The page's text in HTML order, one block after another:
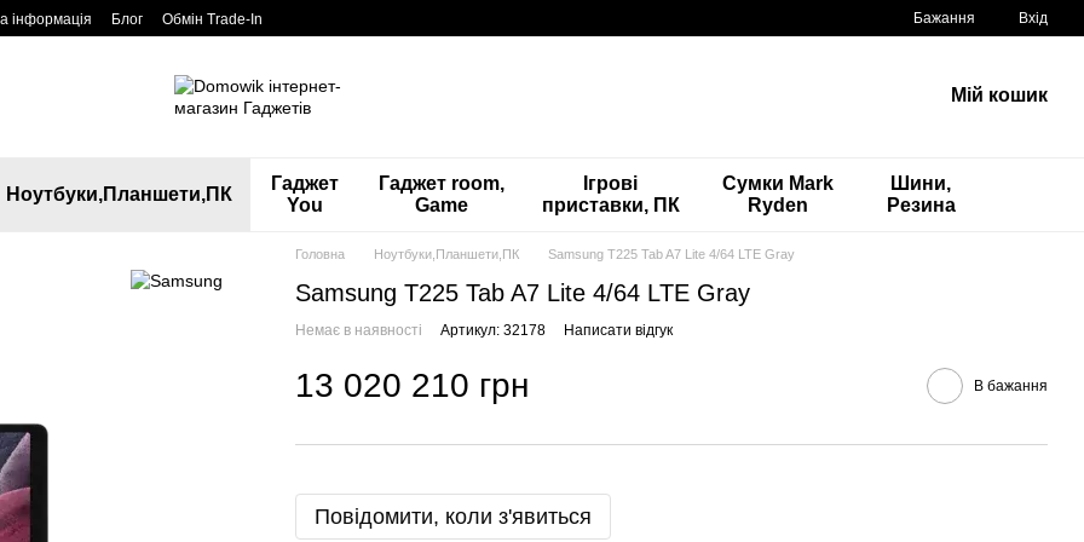
інформація Блог Обмін Trade-In Бажання Вхід
Мій кошик
Ноутбуки,Планшети,ПК
Гаджет
You
Гаджет room,
Game
Ігрові
приставки, ПК
Сумки Mark
Ryden
Шини,
Резина
Головна Ноутбуки,Планшети,ПК Samsung T225 Tab A7 Lite 4/64 LTE Gray
Samsung T225 Tab A7 Lite 4/64 LTE Gray
Немає в наявності Артикул: 32178 Написати відгук
13 020 210 грн В бажання
Повідомити, коли з'явиться